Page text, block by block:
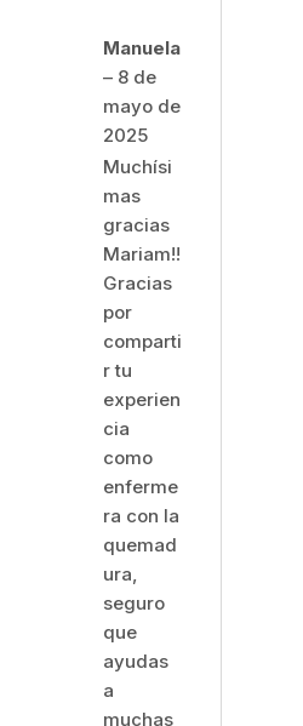
Manuela
– 8 de
mayo de
2025
Muchísi
mas
gracias
Mariam!!
Gracias
por
comparti
r tu
experien
cia
como
enferme
ra con la
quemad
ura,
seguro
que
ayudas
a
muchas